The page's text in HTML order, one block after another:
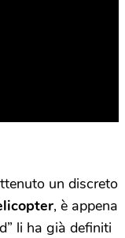
un discreto
, è appena
li ha già definiti